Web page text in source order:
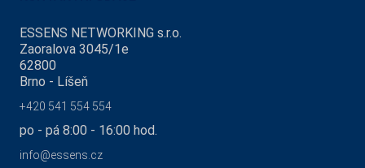
ESSENS NETWORKING s.r.o.
Zaoralova 3045/1e
62800
Brno - Líšeň
+420 541 554 554
po - pá 8:00 - 16:00 hod.
info@essens.cz